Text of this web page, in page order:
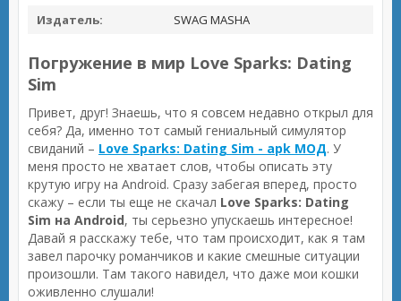
Издатель:
SWAG MASHA
Погружение в мир Love Sparks: Dating
Sim
Привет, друг! Знаешь, что я совсем недавно открыл для
себя? Да, именно тот самый гениальный симулятор
свиданий – Love Sparks: Dating Sim - apk МОД. У
меня просто не хватает слов, чтобы описать эту
крутую игру на Android. Сразу забегая вперед, просто
скажу – если ты еще не скачал Love Sparks: Dating
Sim на Android, ты серьезно упускаешь интересное!
Давай я расскажу тебе, что там происходит, как я там
завел парочку романчиков и какие смешные ситуации
произошли. Там такого навидел, что даже мои кошки
оживленно слушали!